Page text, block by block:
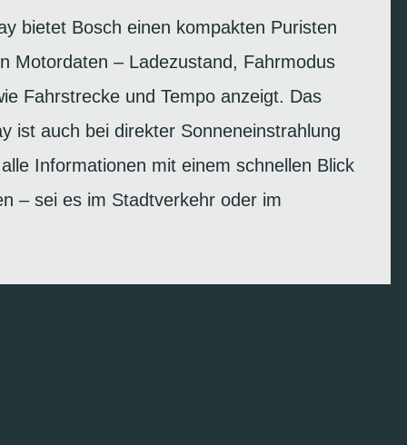
bietet Bosch einen kompakten Puristen
Motordaten – Ladezustand, Fahrmodus
Fahrstrecke und Tempo anzeigt. Das
ist auch bei direkter Sonneneinstrahlung
Informationen mit einem schnellen Blick
– sei es im Stadtverkehr oder im